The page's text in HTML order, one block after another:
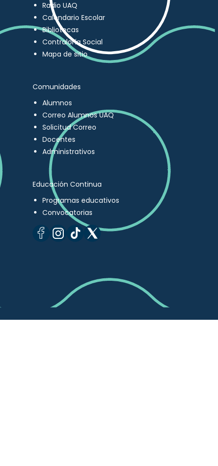
Radio UAQ
Calendario Escolar
Bibliotecas
Contraloría Social
Mapa de sitio
Comunidades
Alumnos
Correo Alumnos UAQ
Solicitud Correo
Docentes
Administrativos
Educación Continua
Programas educativos
Convocatorias